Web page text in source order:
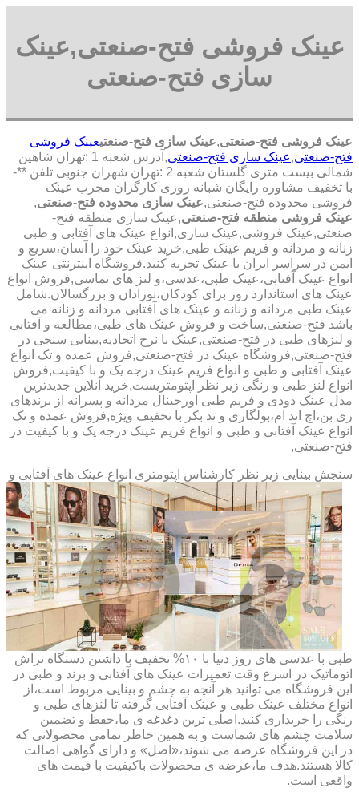
عینک فروشی فتح-صنعتی,عینک
سازی فتح-صنعتی
عینک فروشی فتح-صنعتی,عینک سازی فتح-صنعتیعینک فروشی
فتح-صنعتی,عینک سازی فتح-صنعتی
,آدرس شعبه 1 :تهران شاهین
شمالی بیست متری گلستان شعبه 2 :تهران شهران جنوبی تلفن **-
با تخفیف مشاوره رایگان شبانه روزی کارگران مجرب عینک
فروشی محدوده فتح-صنعتی,عینک سازی محدوده فتح-صنعتی,
عینک فروشی منطقه فتح-صنعتی,عینک سازی منطقه فتح-
صنعتی,عینک فروشی,عینک سازی,انواع عینک های آفتابی و طبی
زنانه و مردانه و فریم عینک طبی,خرید عینک خود را آسان،سریع و
ایمن در سراسر ایران با عینک تجربه کنید.فروشگاه اینترنتی عینک
انواع عینک آفتابی،عینک طبی،عدسی،و لنز های تماسی,فروش انواع
عینک های استاندارد روز برای کودکان،نوزادان و بزرگسالان.شامل
عینک طبی مردانه و زنانه و عینک های آفتابی مردانه و زنانه می
باشد فتح-صنعتی,ساخت و فروش عینک های طبی،مطالعه و آفتابی
و لنزهای طبی در فتح-صنعتی,عینک با نرخ اتحادیه,بینایی سنجی در
فتح-صنعتی,فروشگاه عینک در فتح-صنعتی,فروش عمده و تک انواع
عینک آفتابی و طبی و انواع فریم عینک درجه یک و با کیفیت,فروش
انواع لنز طبی و رنگی زیر نظر اپتومتریست,خرید آنلاین جدیدترین
مدل عینک دودی و فریم طبی اورجینال مردانه و پسرانه از برندهای
ری بن،اچ اند ام،بولگاری و تد بکر با تخفیف ویژه,فروش عمده و تک
انواع عینک آفتابی و طبی و انواع فریم عینک درجه یک و با کیفیت در
فتح-صنعتی,
سنجش بینایی زیر نظر کارشناس اپتومتری انواع عینک های آفتابی و
طبی با عدسی های روز دنیا با ۱۰% تخفیف با داشتن دستگاه تراش
اتوماتیک در اسرع وقت تعمیرات عینک های آفتابی و برند و طبی در
این فروشگاه می توانید هر آنچه به چشم و بینایی مربوط است،از
انواع مختلف عینک طبی و عینک آفتابی گرفته تا لنزهای طبی و
رنگی را خریداری کنید.اصلی ترین دغدغه ی ما،حفظ و تضمین
سلامت چشم های شماست و به همین خاطر تمامی محصولاتی که
در این فروشگاه عرضه می شوند،«اصل» و دارای گواهی اصالت
کالا هستند.هدف ما،عرضه ی محصولات باکیفیت با قیمت های
واقعی است.